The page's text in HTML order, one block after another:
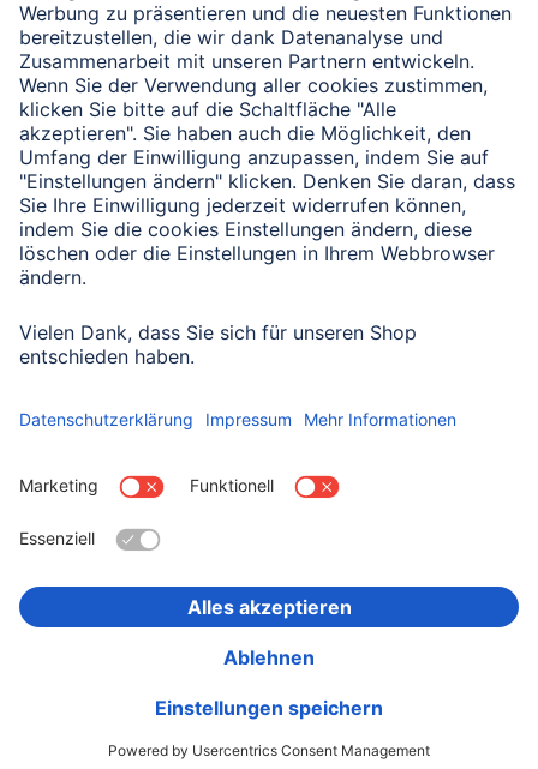
Verbleibende Zeichen: 1000/ 1000
Senden
Mit Absenden des Formulars bestätigen Sie, dass Sie unsere
Datenschutzbestimmungen zur Formulardatenverarbeitung zur
Datenschutz
Land wählen
Datenschutz
Rückrufaktionen